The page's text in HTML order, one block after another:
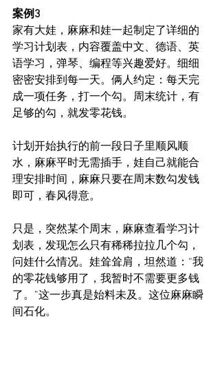
案例3
家有大娃，麻麻和娃一起制定了详细的
学习计划表，内容覆盖中文、德语、英
语学习，弹琴、编程等兴趣爱好。细细
密密安排到每一天。俩人约定：每天完
成一项任务，打一个勾。周末统计，有
足够的勾，就发零花钱。
计划开始执行的前一段日子里顺风顺
水，麻麻平时无需插手，娃自己就能合
理安排时间，麻麻只要在周末数勾发钱
即可，春风得意。
只是，突然某个周末，麻麻查看学习计
划表，发现怎么只有稀稀拉拉几个勾，
问娃什么情况。娃耸耸肩，坦然道：“我
的零花钱够用了，我暂时不需要更多钱
了。”这一步真是始料未及。这位麻麻瞬
间石化。